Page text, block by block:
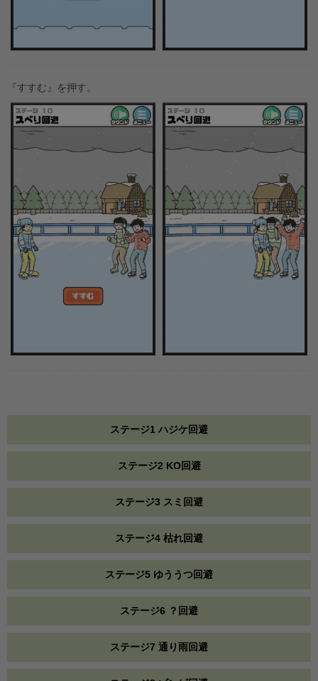
『すすむ』を押す。
ステージ1 ハジケ回避
ステージ2 KO回避
ステージ3 スミ回避
ステージ4 枯れ回避
ステージ5 ゆううつ回避
ステージ6 ？回避
ステージ7 通り雨回避